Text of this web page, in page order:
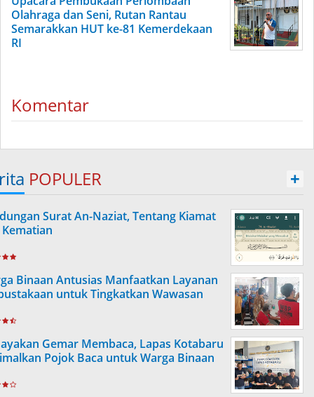
Olahraga dan Seni, Rutan Rantau
Semarakkan HUT ke-81 Kemerdekaan
RI
Komentar
POPULER +
Surat An-Naziat, Tentang Kiamat
Binaan Antusias Manfaatkan Layanan
untuk Tingkatkan Wawasan
Gemar Membaca, Lapas Kotabaru
Pojok Baca untuk Warga Binaan